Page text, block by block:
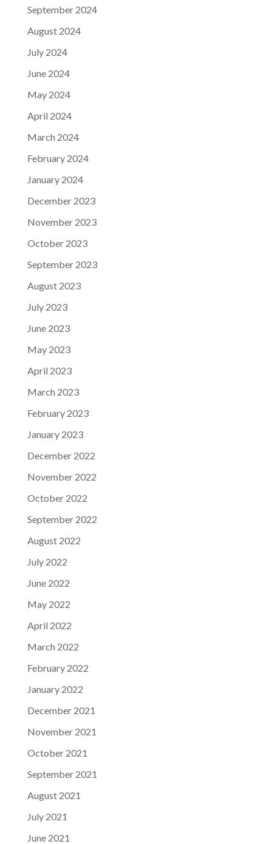
September 2024
August 2024
July 2024
June 2024
May 2024
April 2024
March 2024
February 2024
January 2024
December 2023
November 2023
October 2023
September 2023
August 2023
July 2023
June 2023
May 2023
April 2023
March 2023
February 2023
January 2023
December 2022
November 2022
October 2022
September 2022
August 2022
July 2022
June 2022
May 2022
April 2022
March 2022
February 2022
January 2022
December 2021
November 2021
October 2021
September 2021
August 2021
July 2021
June 2021